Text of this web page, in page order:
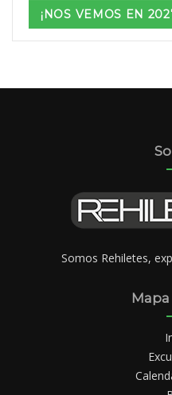
$949
$1,529
¡NOS VEMOS EN
Somos Rehiletes,